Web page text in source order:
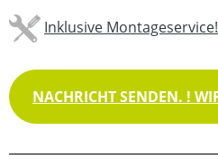
Inklusive Montageservice!